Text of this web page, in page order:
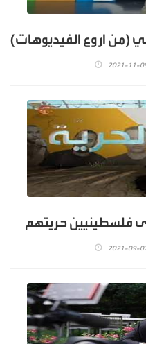
(من اروع الفيديوهات)
2021-11-
2021-09-